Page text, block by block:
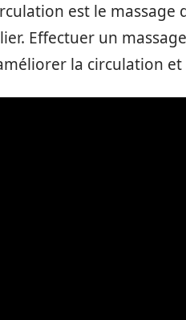
est le massage
Effectuer un
la circulation et